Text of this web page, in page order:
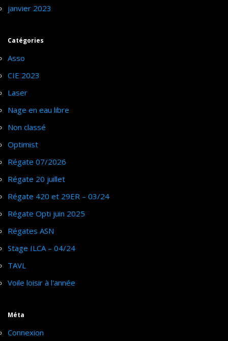
janvier 2023
Catégories
Asso
CIE 2023
Laser
Nage en eau libre
Non classé
Optimist
Régate 07/2026
Régate 20 juillet
Régate 420 et 29ER – 03/24
Régate Opti juin 2025
Régates ASN
Stage ILCA – 04/24
TAVL
Voile loisir à l'année
Méta
Connexion